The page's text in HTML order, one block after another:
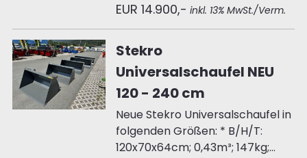
EUR 14.900,- inkl. 13% MwSt./Verm.
Stekro
Universalschaufel NEU
120 - 240 cm
Neue Stekro Universalschaufel in
folgenden Größen: * B/H/T:
120x70x64cm; 0,43m³; 147kg;...